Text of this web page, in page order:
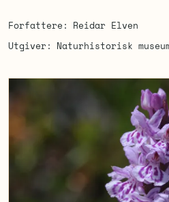
Forfattere
Reidar Elven
Utgiver
Naturhistorisk